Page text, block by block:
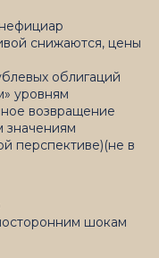
снижаются, цены
облигаций
уровням
возвращение
значениям
перспективе)(не в
шокам